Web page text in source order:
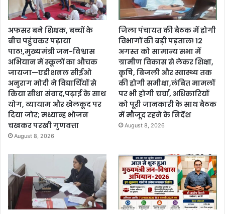
अफसर बने शिक्षक, बच्चों के
बीच पहुंचकर पढ़ाया
पाठ!,मुख्यमंत्री जन-विश्वास
अभियान में स्कूलों का औचक
जायजा—एडीशनल सीईओ
अनुराग मोदी ने विद्यार्थियों से
किया सीधा संवाद,पढ़ाई के साथ
योग, व्यायाम और खेलकूद पर
दिया जोर; मध्यान्ह भोजन
चखकर परखी गुणवत्ता
August 8, 2026
जिला पंचायत की बैठक में होगी
विभागों की बड़ी पड़ताल! 12
अगस्त को सामान्य सभा में
ग्रामीण विकास से लेकर शिक्षा,
कृषि, बिजली और स्वास्थ्य तक
की होगी समीक्षा,लंबित मामलों
पर भी होगी चर्चा, अधिकारियों
को पूरी जानकारी के साथ बैठक
में मौजूद रहने के निर्देश
August 8, 2026